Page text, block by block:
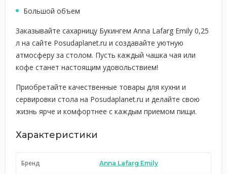
Большой объем
Заказывайте сахарницу Букингем Anna Lafarg Emily 0,25
л на сайте Posudaplanet.ru и создавайте уютную
атмосферу за столом. Пусть каждый чашка чая или
кофе станет настоящим удовольствием!
Приобретайте качественные товары для кухни и
сервировки стола на Posudaplanet.ru и делайте свою
жизнь ярче и комфортнее с каждым приемом пищи.
Характеристики
Бренд Anna Lafarg Emily